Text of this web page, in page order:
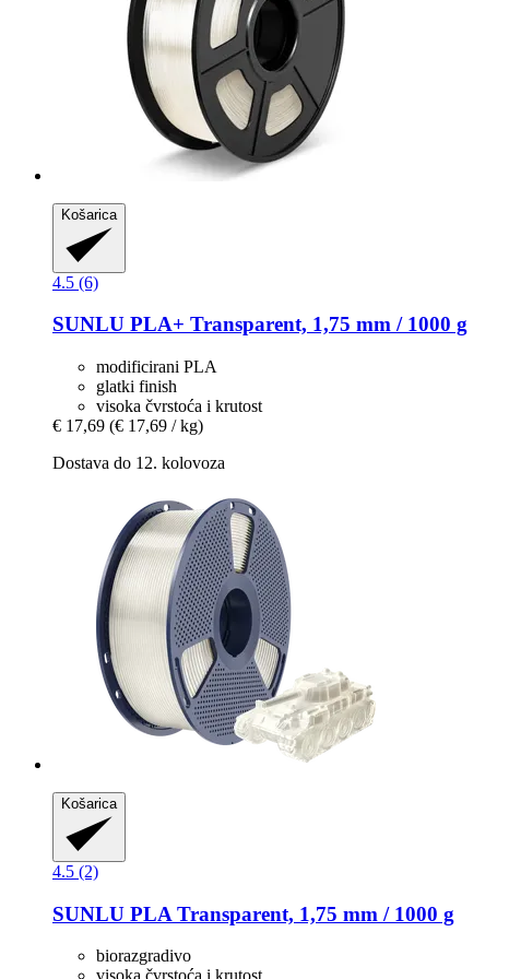
Košarica
4.5 (6)
SUNLU PLA+ Transparent, 1,75 mm / 1000 g
modificirani PLA
glatki finish
visoka čvrstoća i krutost
€ 17,69 (€ 17,69 / kg)
Dostava do 12. kolovoza
Košarica
4.5 (2)
SUNLU PLA Transparent, 1,75 mm / 1000 g
biorazgradivo